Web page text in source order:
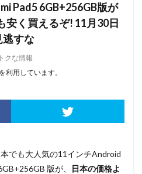
Pad5 6GB+256GB版が
安く買えるぞ! 11月30日
逃すな
クな情報
利用しています。
でも大人気の11インチAndroid
版が、
日本の価格よ